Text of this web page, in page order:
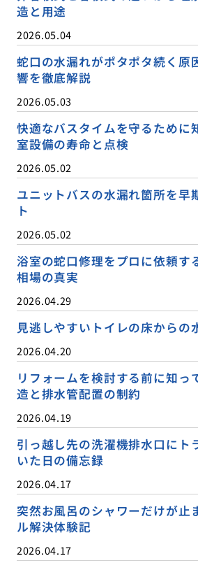
造と用途
2026.05.04
蛇口の水漏れがポタポタ続く原
響を徹底解説
2026.05.03
快適なバスタイムを守るために
室設備の寿命と点検
2026.05.02
ユニットバスの水漏れ箇所を早
ト
2026.05.02
浴室の蛇口修理をプロに依頼す
相場の真実
2026.04.29
見逃しやすいトイレの床からの
2026.04.20
リフォームを検討する前に知っ
造と排水管配置の制約
2026.04.19
引っ越し先の洗濯機排水口にト
いた日の備忘録
2026.04.17
突然お風呂のシャワーだけが止
ル解決体験記
2026.04.17